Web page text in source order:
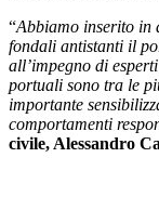
“Abbiamo inserito in
fondali antistanti il
all’impegno di
portuali sono tra le
importante
comportamenti
civile, Alessandro